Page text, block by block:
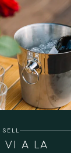
VI A LA